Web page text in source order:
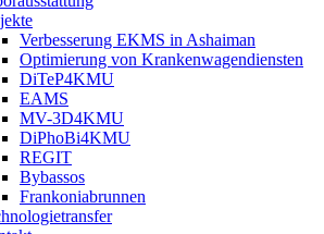
Verbesserung EKMS in Ashaiman
Optimierung von Krankenwagendiensten
DiTeP4KMU
EAMS
MV-3D4KMU
DiPhoBi4KMU
REGIT
Bybassos
Frankoniabrunnen